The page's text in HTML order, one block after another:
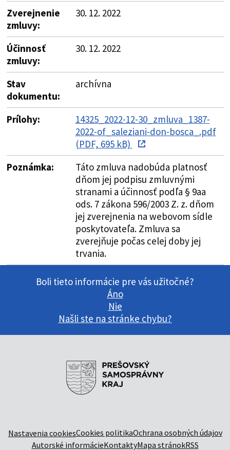
Zverejnenie
zmluvy:
30. 12. 2022
Účinnosť
zmluvy:
30. 12. 2022
Stav
dokumentu:
archívna
Prílohy:
14325_2022-12-30_zmluva_1387-
2022-of_saleziani-don-bosca_.pdf
(PDF, 695 kB)
Poznámka:
Táto zmluva nadobúda platnosť
dňom jej podpisu zmluvnými
stranami a účinnosť podľa § 9aa
ods. 7 zákona 596/2003 Z. z. dňom
jej zverejnenia na webovom sídle
poskytovateľa. Zmluva sa
zverejňuje počas celej doby jej
trvania.
Boli tieto informácie pre vás užitočné?
Áno
Nie
Našli ste na stránke chybu?
Nastavenia cookiesCookies politikaOchrana osobných údajov
Autorské informácieKontaktyMapa stránokRSS